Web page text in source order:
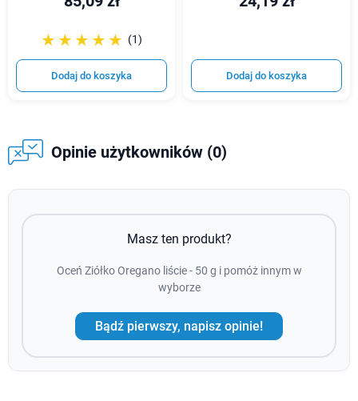
☆☆☆☆☆
★★★★★ (1)
Dodaj do koszyka Dodaj do koszyka
Opinie użytkowników (0)
Masz ten produkt?
Oceń Ziółko Oregano liście - 50 g i pomóż innym w
wyborze
Bądź pierwszy, napisz opinie!